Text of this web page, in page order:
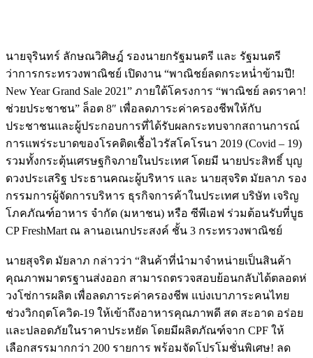
นายจุรินทร์ ลักษณวิศิษฎ์ รองนายกรัฐมนตรี และ รัฐมนตรี
ว่าการกระทรวงพาณิชย์ เปิดงาน “พาณิชย์ลดกระหน่ำข้ามปี!
New Year Grand Sale 2021” ภายใต้โครงการ “พาณิชย์ ลดราคา!
ช่วยประชาชน” ล็อต 8″ เพื่อลดภาระค่าครองชีพให้กับ
ประชาชนและผู้ประกอบการที่ได้รับผลกระทบจากสถานการณ์
การแพร่ระบาดของโรคติดเชื้อไวรัสโคโรนา 2019 (Covid – 19)
รวมทั้งกระตุ้นเศรษฐกิจภายในประเทศ โดยมี นายประสิทธิ์ บุญ
ดวงประเสริฐ ประธานคณะผู้บริหาร และ นายสุจริต มัยลาภ รอง
กรรมการผู้จัดการบริหาร ธุรกิจการค้าในประเทศ บริษัท เจริญ
โภคภัณฑ์อาหาร จำกัด (มหาชน) หรือ ซีพีเอฟ ร่วมต้อนรับที่บูธ
CP FreshMart ณ ลานอเนกประสงค์ ชั้น 3 กระทรวงพาณิชย์
นายสุจริต มัยลาภ กล่าวว่า “สินค้าที่นำมาจำหน่ายเป็นสินค้า
คุณภาพมาตรฐานส่งออก สามารถตรวจสอบย้อนกลับได้ตลอดห่
วงโซ่การผลิต เพื่อลดภาระค่าครองชีพ แบ่งเบาภาระคนไทย
ช่วงวิกฤตโควิด-19 ให้เข้าถึงอาหารคุณภาพดี สด สะอาด อร่อย
และปลอดภัยในราคาประหยัด โดยมีผลิตภัณฑ์จาก CPF ให้
เลือกสรรมากกว่า 200 รายการ พร้อมจัดโปรโมชั่นพิเศษ! ลด